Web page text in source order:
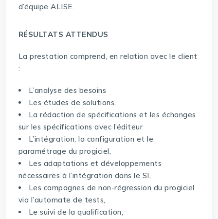
d’équipe ALISE.
RÉSULTATS ATTENDUS
La prestation comprend, en relation avec le client
:
L’analyse des besoins
Les études de solutions,
La rédaction de spécifications et les échanges
sur les spécifications avec l’éditeur
L’intégration, la configuration et le
paramétrage du progiciel,
Les adaptations et développements
nécessaires à l’intégration dans le SI,
Les campagnes de non-régression du progiciel
via l’automate de tests,
Le suivi de la qualification,